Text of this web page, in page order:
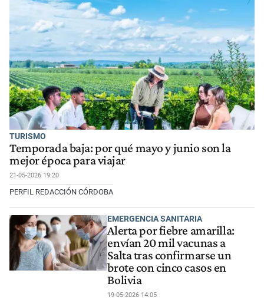
TURISMO
Temporada baja: por qué mayo y junio son la
mejor época para viajar
21-05-2026 19:20
PERFIL REDACCIÓN CÓRDOBA
EMERGENCIA SANITARIA
Alerta por fiebre amarilla:
envían 20 mil vacunas a
Salta tras confirmarse un
brote con cinco casos en
Bolivia
19-05-2026 14:05